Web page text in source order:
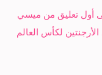
أول تعليق من ميسي
لكأس العالم